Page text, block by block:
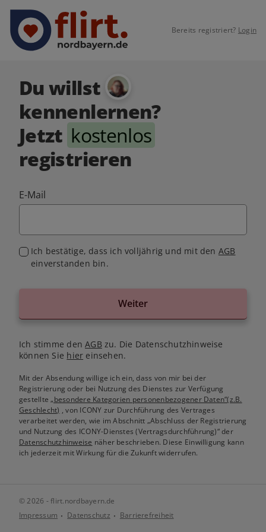
Bereits registriert? Login
Du willst
kennenlernen?
Jetzt kostenlos
registrieren
E-Mail
Ich bestätige, dass ich volljährig und mit den AGB
einverstanden bin.
Weiter
Ich stimme denAGB zu. Die Datenschutzhinweise
können Sie hier einsehen.
Mit der Absendung willige ich ein, dass von mir bei der
Registrierung oder bei Nutzung des Dienstes zur Verfügung
gestellte„besondere Kategorien personenbezogener Daten“(z.B.
Geschlecht) , von ICONY zur Durchführung des Vertrages
verarbeitet werden, wie im Abschnitt „Abschluss der Registrierung
und Nutzung des ICONY-Dienstes (Vertragsdurchführung)“ der
Datenschutzhinweise näher beschrieben. Diese Einwilligung kann
ich jederzeit mit Wirkung für die Zukunft widerrufen.
© 2026 - flirt.nordbayern.de
Impressum
Datenschutz Barrierefreiheit